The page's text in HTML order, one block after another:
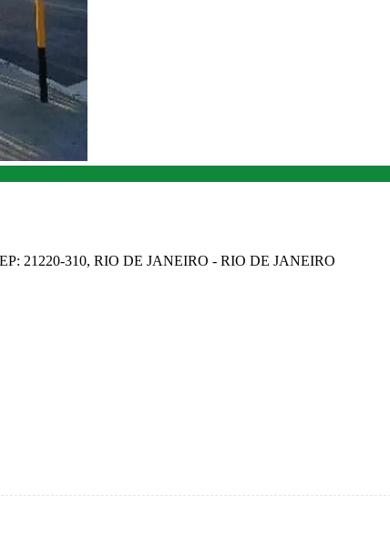
21220-310, RIO DE JANEIRO - RIO DE JANEIRO